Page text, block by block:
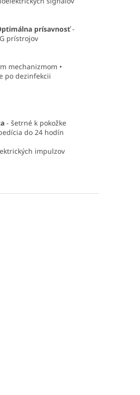
prísavnosť -
prístrojov
mechanizmom •
po dezinfekcii
- šetrné k pokožke
do 24 hodín
impulzov